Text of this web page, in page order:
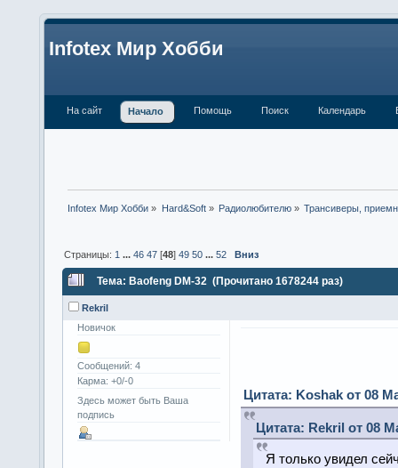
Infotex Мир Хобби
На сайт Начало Помощь Поиск Календарь
Infotex Мир Хобби » Hard&Soft» Радиолюбителю» Трансиверы,
Страницы: 1 ...46 47 [48]49 50 ...52 Вниз
Тема: Baofeng DM-32 (Прочитано 1678244 раз)
Rekril
Новичок
Сообщений: 4
Карма: +0/-0
Здесь может быть Ваша
подпись
Цитата: Koshak от 08
Цитата: Rekril от 08
Я только увидел